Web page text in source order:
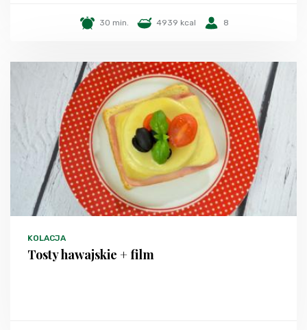
30 min. 4939 kcal 8
KOLACJA
Tosty hawajskie + film